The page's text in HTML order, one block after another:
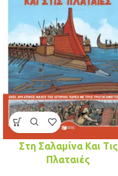
Στη Σαλαμίνα Και Τις
Πλαταιές